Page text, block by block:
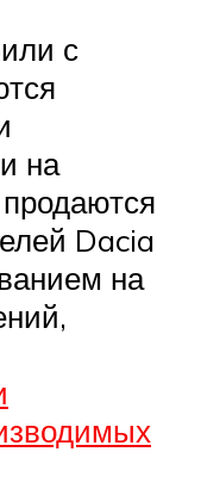
с
на
Dacia
на